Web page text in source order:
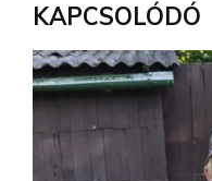
KAPCSOLÓDÓ